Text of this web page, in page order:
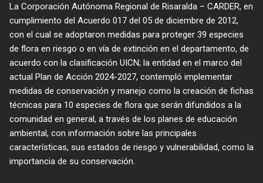
La Corporación Autónoma Regional de Risaralda – CARDER, en
cumplimiento del Acuerdo 017 del 05 de diciembre de 2012,
con el cual se adoptaron medidas para proteger 39 especies
de flora en riesgo o en vía de extinción en el departamento, de
acuerdo con la clasificación UICN; la entidad en el marco del
actual Plan de Acción 2024-2027, contempló implementar
medidas de conservación y manejo como la creación de fichas
técnicas para 10 especies de flora que serán difundidos a la
comunidad en general, a través de los planes de educación
ambiental, con información sobre las principales
características, sus estados de riesgo y vulnerabilidad, como la
importancia de su conservación.